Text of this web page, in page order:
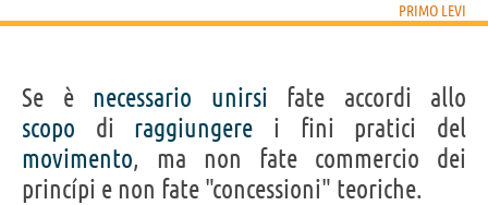
PRIMO LEVI
Se è necessario unirsi fate accordi allo
scopo di raggiungere i fini pratici del
movimento, ma non fate commercio dei
princípi e non fate "concessioni" teoriche.